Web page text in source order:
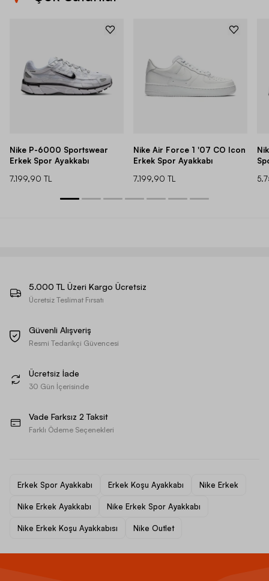
Nike P-6000 Sportswear
Erkek Spor Ayakkabı
7.199,90 TL
Nike Air Force 1 '07 CO Icon
Erkek Spor Ayakkabı
7.199,90 TL
5.000 TL Üzeri Kargo Ücretsiz
Ücretsiz Teslimat Fırsatı
Güvenli Alışveriş
Resmi Tedarikçi Güvencesi
Ücretsiz İade
30 Gün İçerisinde
Vade Farksız 2 Taksit
Farklı Ödeme Seçenekleri
Erkek Spor Ayakkabı Erkek Koşu Ayakkabı Nike Erkek
Nike Erkek Ayakkabı Nike Erkek Spor Ayakkabı
Nike Erkek Koşu Ayakkabısı Nike Outlet